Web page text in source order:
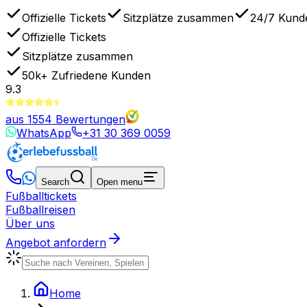
Offizielle Tickets Sitzplätze zusammen
24/7
Offizielle Tickets
Sitzplätze zusammen
50k+ Zufriedene Kunden
9.3
aus 1554 Bewertungen
WhatsApp
+31 30 369 0059
Search Open menu
Fußballtickets
Fußballreisen
Über uns
Angebot anfordern
Home